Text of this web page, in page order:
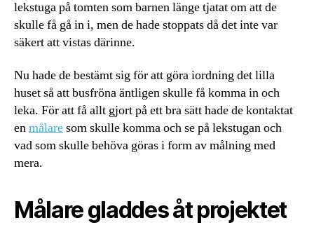
lekstuga på tomten som barnen länge tjatat om att de
skulle få gå in i, men de hade stoppats då det inte var
säkert att vistas därinne.
Nu hade de bestämt sig för att göra iordning det lilla
huset så att busfröna äntligen skulle få komma in och
leka. För att få allt gjort på ett bra sätt hade de kontaktat
enmålaresom skulle komma och se på lekstugan och
vad som skulle behöva göras i form av målning med
mera.
Målare gladdes åt projektet